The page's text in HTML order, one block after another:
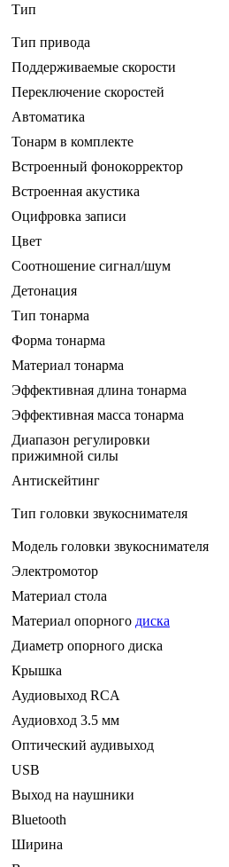
Тип
Тип привода
Поддерживаемые скорости
Переключение скоростей
Автоматика
Тонарм в комплекте
Встроенный фонокорректор
Встроенная акустика
Оцифровка записи
Цвет
Соотношение сигнал/шум
Детонация
Тип тонарма
Форма тонарма
Материал тонарма
Эффективная длина тонарма
Эффективная масса тонарма
Диапазон регулировки
прижимной силы
Антискейтинг
Тип головки звукоснимателя
Модель головки звукоснимателя
Электромотор
Материал стола
Материал опорного диска
Диаметр опорного диска
Крышка
Аудиовыход RCA
Аудиовход 3.5 мм
Оптический аудивыход
USB
Выход на наушники
Bluetooth
Ширина